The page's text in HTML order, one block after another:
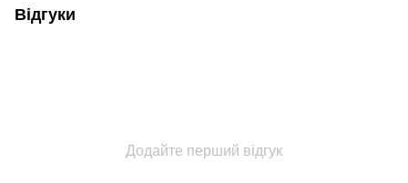
Відгуки
Додайте перший відгук